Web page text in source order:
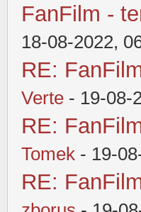
FanFilm -
18-08-2022,
RE:
Verte - 19-08-
RE:
Tomek - 19-
RE: